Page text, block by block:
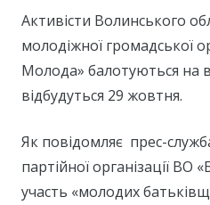
Активісти Волинського
молодіжної громадської
Молода» балотуються на
відбудуться 29 жовтня.
Як повідомляє прес-
партійної організації ВО
участь «молодих